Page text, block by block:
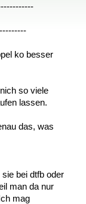
ko besser
so viele
lassen.
das, was
bei dtfb oder
man da nur
mag